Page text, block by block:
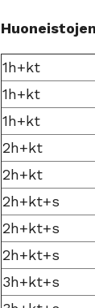
1h+kt
1h+kt
1h+kt
2h+kt
2h+kt
2h+kt+s
2h+kt+s
2h+kt+s
3h+kt+s